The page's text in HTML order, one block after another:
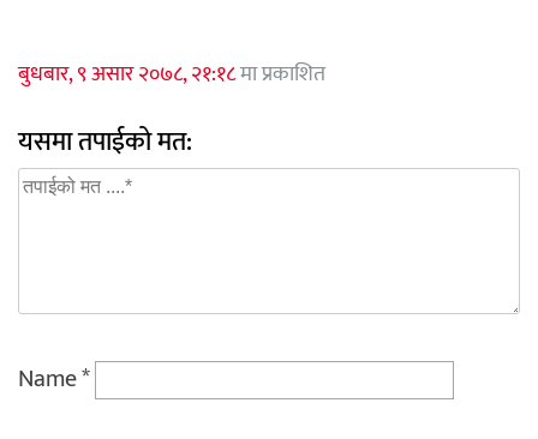
बुधबार, ९ असार २०७८, २१:१८मा प्रकाशित
यसमा तपाईको मत:
Name*